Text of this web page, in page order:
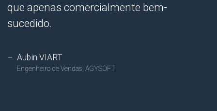
que apenas comercialmente bem-
sucedido.
Aubin VIART
Engenheiro de Vendas, AGYSOFT